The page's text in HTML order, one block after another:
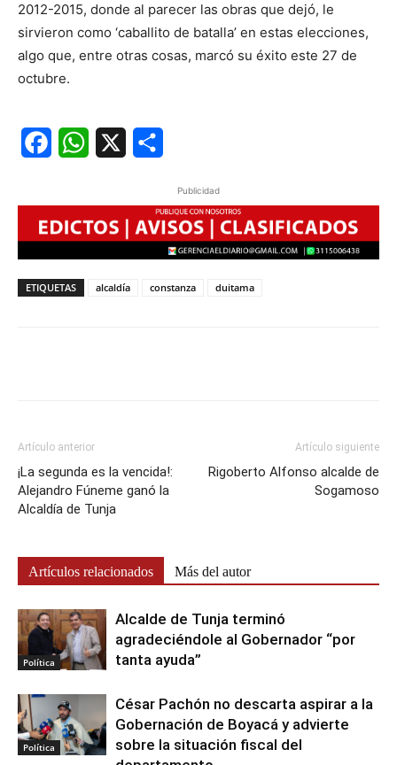
2012-2015, donde al parecer las obras que dejó, le
sirvieron como ‘caballito de batalla’ en estas elecciones,
algo que, entre otras cosas, marcó su éxito este 27 de
octubre.
FacebookWhatsApp
Publicidad
ETIQUETAS alcaldía constanza duitama
Artículo anterior
¡La segunda es la vencida!:
Alejandro Fúneme ganó la
Alcaldía de Tunja
Artículo siguiente
Rigoberto Alfonso alcalde de
Sogamoso
Artículos relacionados Más del autor
Política
Alcalde de Tunja terminó
agradeciéndole al Gobernador “por
tanta ayuda”
Política
César Pachón no descarta aspirar a la
Gobernación de Boyacá y advierte
sobre la situación fiscal del